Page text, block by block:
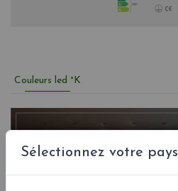
Sélectionnez votre pays
Couleurs led °K